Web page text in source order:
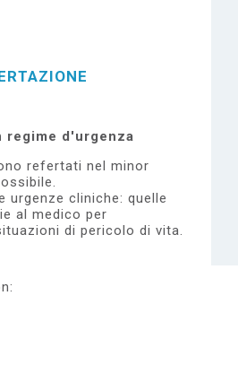
regime d'urgenza
refertati nel minor
urgenze cliniche: quelle
al medico per
di pericolo di vita.